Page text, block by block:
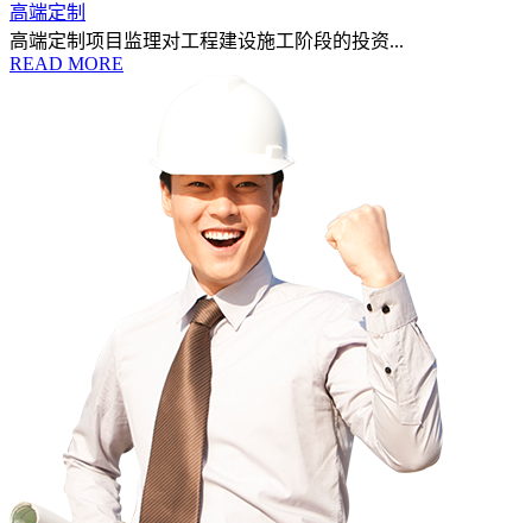
高端定制
高端定制项目监理对工程建设施工阶段的投资...
READ MORE